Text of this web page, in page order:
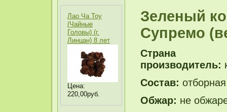
Лао Ча Тоу
(Чайные
Головы) (г.
Линцан) 8 лет
Цена:
220,00руб.
Зеленый
Супремо
Страна
производитель:
Состав:
Обжар: не